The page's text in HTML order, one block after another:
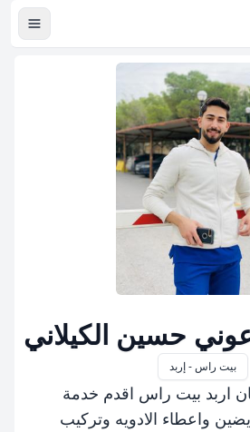
عرض
حسين الكيلاني
بيت راس - إربد
اربد بيت راس اقدم خدمة
واعطاء الادويه وتركيب